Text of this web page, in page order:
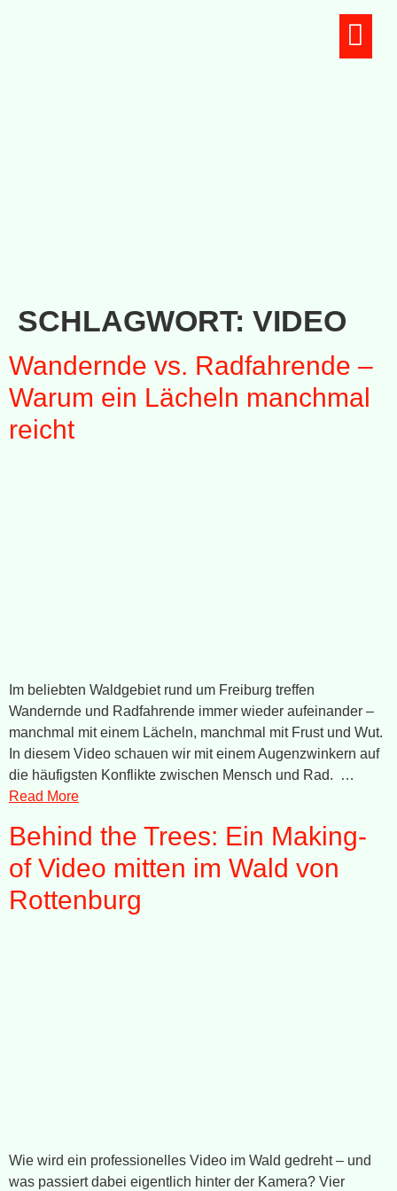
SCHLAGWORT: VIDEO
Wandernde vs. Radfahrende –
Warum ein Lächeln manchmal
reicht
Im beliebten Waldgebiet rund um Freiburg treffen
Wandernde und Radfahrende immer wieder aufeinander –
manchmal mit einem Lächeln, manchmal mit Frust und Wut.
In diesem Video schauen wir mit einem Augenzwinkern auf
die häufigsten Konflikte zwischen Mensch und Rad. …
Read More
Behind the Trees: Ein Making-
of Video mitten im Wald von
Rottenburg
Wie wird ein professionelles Video im Wald gedreht – und
was passiert dabei eigentlich hinter der Kamera? Vier